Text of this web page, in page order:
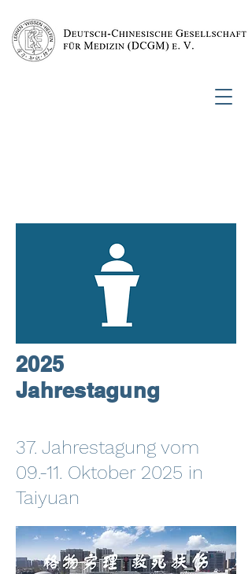
2025
Jahrestagung
37. Jahrestagung vom
09.-11. Oktober 2025 in
Taiyuan